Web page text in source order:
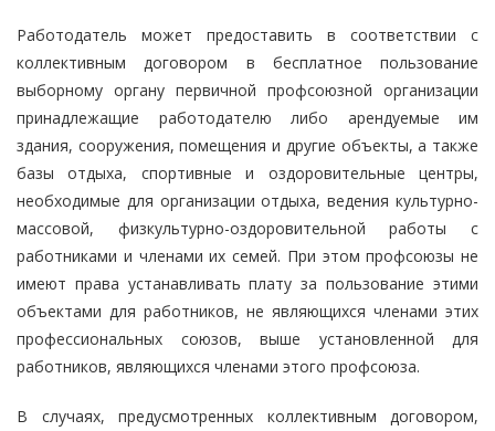
Работодатель может предоставить в соответствии с
коллективным договором в бесплатное пользование
выборному органу первичной профсоюзной организации
принадлежащие работодателю либо арендуемые им
здания, сооружения, помещения и другие объекты, а также
базы отдыха, спортивные и оздоровительные центры,
необходимые для организации отдыха, ведения культурно-
массовой, физкультурно-оздоровительной работы с
работниками и членами их семей. При этом профсоюзы не
имеют права устанавливать плату за пользование этими
объектами для работников, не являющихся членами этих
профессиональных союзов, выше установленной для
работников, являющихся членами этого профсоюза.
В случаях, предусмотренных коллективным договором,